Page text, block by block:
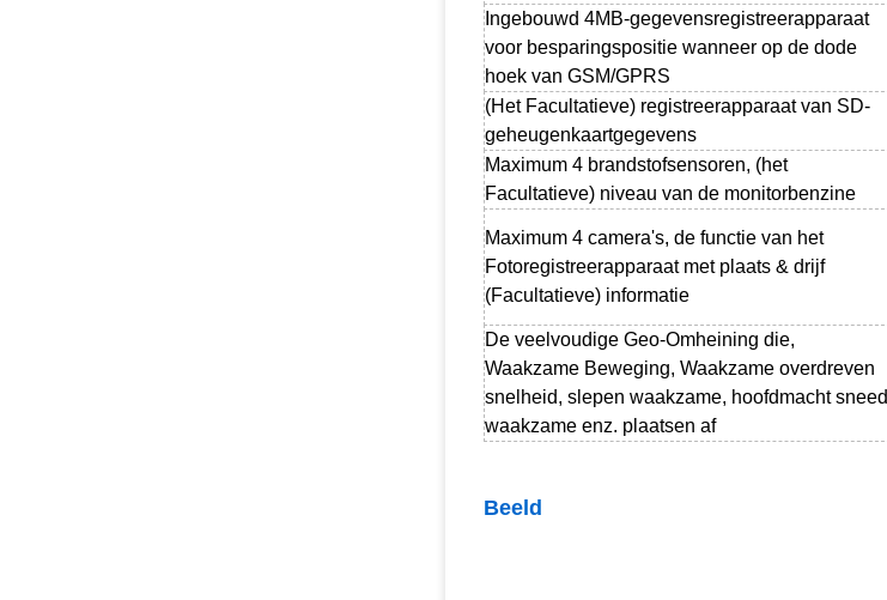
Ingebouwd 4MB-gegevensregistreerapparaat
voor besparingspositie wanneer op de dode
hoek van GSM/GPRS
(Het Facultatieve) registreerapparaat van SD-
geheugenkaartgegevens
Maximum 4 brandstofsensoren, (het
Facultatieve) niveau van de monitorbenzine
Maximum 4 camera's, de functie van het
Fotoregistreerapparaat met plaats & drijf
(Facultatieve) informatie
De veelvoudige Geo-Omheining die,
Waakzame Beweging, Waakzame overdreven
snelheid, slepen waakzame, hoofdmacht sneed
waakzame enz. plaatsen af
Beeld